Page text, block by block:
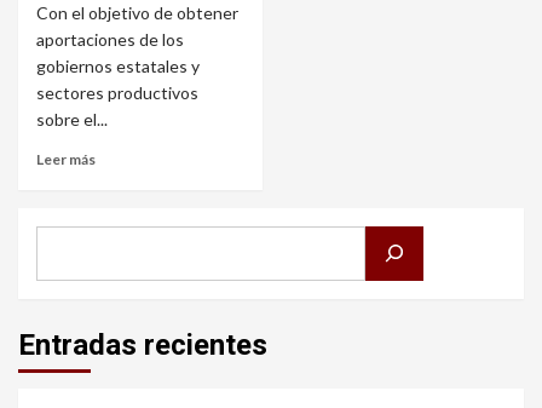
Con el objetivo de obtener
aportaciones de los
gobiernos estatales y
sectores productivos
sobre el...
Leer más
Entradas recientes